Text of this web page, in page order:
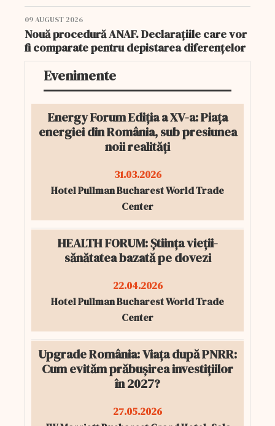
09 AUGUST 2026
Nouă procedură ANAF. Declarațiile care vor
fi comparate pentru depistarea diferențelor
Evenimente
Energy Forum Ediția a XV-a: Piața
energiei din România, sub presiunea
noii realități
31.03.2026
Hotel Pullman Bucharest World Trade
Center
HEALTH FORUM: Știința vieții-
sănătatea bazată pe dovezi
22.04.2026
Hotel Pullman Bucharest World Trade
Center
Upgrade România: Viața după PNRR:
Cum evităm prăbușirea investițiilor
în 2027?
27.05.2026